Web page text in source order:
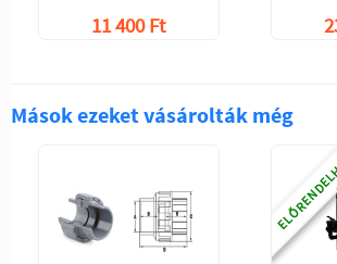
11 400 Ft
Mások ezeket vásárolták még